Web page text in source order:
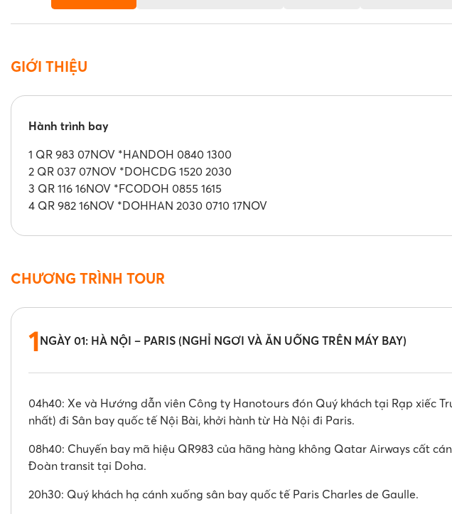
GIỚI THIỆU
Hành trình bay
1 QR 983 07NOV *HANDOH 0840 1300
2 QR 037 07NOV *DOHCDG 1520 2030
3 QR 116 16NOV *FCODOH 0855 1615
4 QR 982 16NOV *DOHHAN 2030 0710 17NOV
CHƯƠNG TRÌNH TOUR
1NGÀY 01: HÀ NỘI – PARIS (NGHỈ NGƠI VÀ ĂN UỐNG TRÊN MÁY BAY)
04h40: Xe và Hướng dẫn viên Công ty Hanotours đón Quý khách tại Rạp xiếc
nhất) đi Sân bay quốc tế Nội Bài, khởi hành từ Hà Nội đi Paris.
08h40: Chuyến bay mã hiệu QR983 của hãng hàng không Qatar Airways cất
Đoàn transit tại Doha.
20h30: Quý khách hạ cánh xuống sân bay quốc tế Paris Charles de Gaulle.